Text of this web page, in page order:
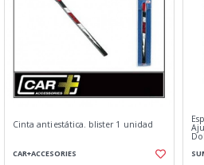
Cinta antiestática. blister 1 unidad
CAR+ACCESORIES